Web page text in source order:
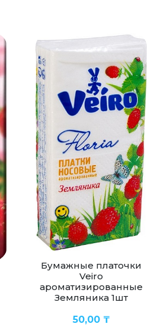
Бумажные платочки
Veiro
ароматизированные
Земляника 1шт
50,00 ₸